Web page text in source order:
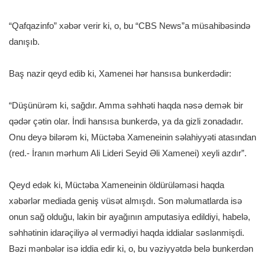
“Qafqazinfo” xəbər verir ki, o, bu “CBS News”a müsahibəsində
danışıb.
Baş nazir qeyd edib ki, Xamenei hər hansısa bunkerdədir:
“Düşünürəm ki, sağdır. Amma səhhəti haqda nəsə demək bir
qədər çətin olar. İndi hansısa bunkerdə, ya da gizli zonadadır.
Onu deyə bilərəm ki, Müctəba Xameneinin səlahiyyəti atasından
(red.- İranın mərhum Ali Lideri Seyid Əli Xamenei) xeyli azdır”.
Qeyd edək ki, Müctəba Xameneinin öldürüləməsi haqda
xəbərlər mediada geniş vüsət almışdı. Son məlumatlarda isə
onun sağ olduğu, lakin bir ayağının amputasiya edildiyi, habelə,
səhhətinin idarəçiliyə əl vermədiyi haqda iddialar səslənmişdi.
Bəzi mənbələr isə iddia edir ki, o, bu vəziyyətdə belə bunkerdən